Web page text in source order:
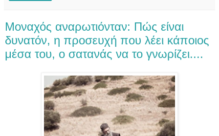
Mοναχός αναρωτιόνταν: Πώς είναι
δυνατόν, η προσευχή που λέει κάποιος
μέσα του, ο σατανάς να το γνωρίζει....